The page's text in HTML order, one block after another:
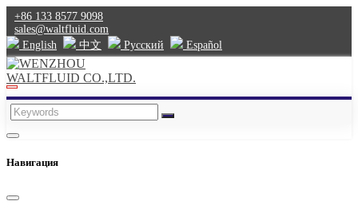
+86 133 8577 9098
sales@waltfluid.com
English
中文 Pусский Español
Навигация